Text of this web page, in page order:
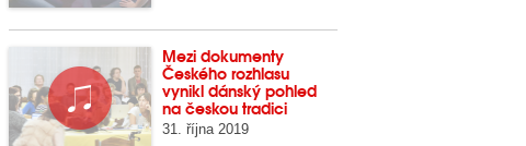
Mezi dokumenty
Českého rozhlasu
vynikl dánský pohled
na českou tradici
31. října 2019